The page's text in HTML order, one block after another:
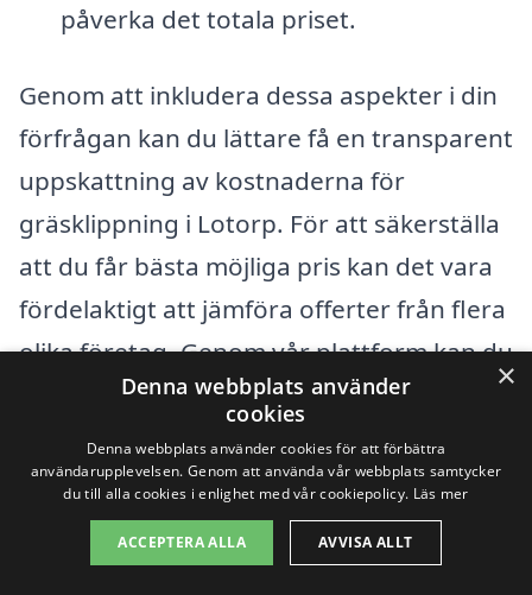
påverka det totala priset.
Genom att inkludera dessa aspekter i din
förfrågan kan du lättare få en transparent
uppskattning av kostnaderna för
gräsklippning i Lotorp. För att säkerställa
att du får bästa möjliga pris kan det vara
fördelaktigt att jämföra offerter från flera
olika företag. Genom vår plattform kan du
enkelt få flera erbjudanden och därmed
välja det alternativ som bäst passar dina
behov och din budget. Att investera i
professionell gräsklippning kan spara tid
och ge dig en vacker och välskött
×
Denna webbplats använder
cookies
Denna webbplats använder cookies för att förbättra
användarupplevelsen. Genom att använda vår webbplats samtycker
du till alla cookies i enlighet med vår cookiepolicy. Läs mer
ACCEPTERA ALLA AVVISA ALLT